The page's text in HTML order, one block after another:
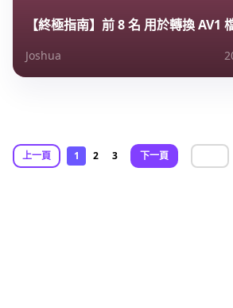
【終極指南】前 8 名 用於轉換 AV1
Joshua
上一頁 1 2 3 下一頁